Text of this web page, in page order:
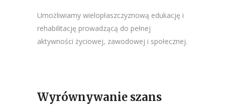
Umożliwiamy wielopłaszczyznową edukację i
rehabilitację prowadzącą do pełnej
aktywności życiowej, zawodowej i społecznej.
Wyrównywanie szans